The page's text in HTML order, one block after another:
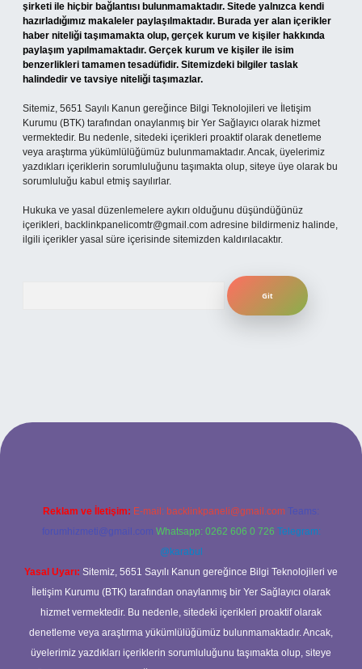
şirketi ile hiçbir bağlantısı bulunmamaktadır. Sitede yalnızca kendi
hazırladığımız makaleler paylaşılmaktadır. Burada yer alan içerikler
haber niteliği taşımamakta olup, gerçek kurum ve kişiler hakkında
paylaşım yapılmamaktadır. Gerçek kurum ve kişiler ile isim
benzerlikleri tamamen tesadüfidir. Sitemizdeki bilgiler taslak
halindedir ve tavsiye niteliği taşımazlar.
Sitemiz, 5651 Sayılı Kanun gereğince Bilgi Teknolojileri ve İletişim
Kurumu (BTK) tarafından onaylanmış bir Yer Sağlayıcı olarak hizmet
vermektedir. Bu nedenle, sitedeki içerikleri proaktif olarak denetleme
veya araştırma yükümlülüğümüz bulunmamaktadır. Ancak, üyelerimiz
yazdıkları içeriklerin sorumluluğunu taşımakta olup, siteye üye olarak bu
sorumluluğu kabul etmiş sayılırlar.
Hukuka ve yasal düzenlemelere aykırı olduğunu düşündüğünüz
içerikleri, backlinkpanelicomtr@gmail.com adresine bildirmeniz halinde,
ilgili içerikler yasal süre içerisinde sitemizden kaldırılacaktır.
adresi
Reklam ve İletişim: E-mail: backlinkpaneli@gmail.com Teams:
forumhizmeti@gmail.com Whatsapp: 0262 606 0 726 Telegram:
@karabul
Yasal Uyarı: Sitemiz, 5651 Sayılı Kanun gereğince Bilgi Teknolojileri ve
İletişim Kurumu (BTK) tarafından onaylanmış bir Yer Sağlayıcı olarak
hizmet vermektedir. Bu nedenle, sitedeki içerikleri proaktif olarak
denetleme veya araştırma yükümlülüğümüz bulunmamaktadır. Ancak,
üyelerimiz yazdıkları içeriklerin sorumluluğunu taşımakta olup, siteye